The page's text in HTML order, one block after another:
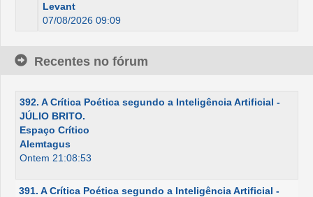
Levant
07/08/2026 09:09
Recentes no fórum
392. A Crítica Poética segundo a Inteligência Artificial -
JÚLIO BRITO.
Espaço Crítico
Alemtagus
Ontem 21:08:53
391. A Crítica Poética segundo a Inteligência Artificial -